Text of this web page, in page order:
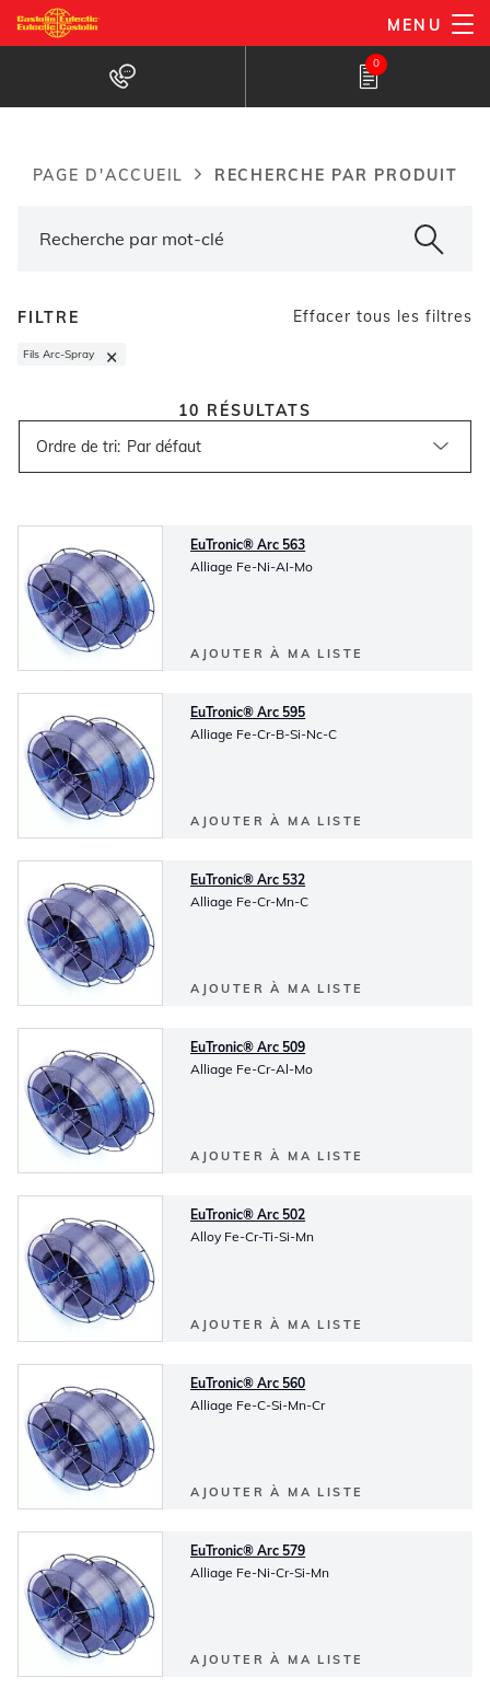
Aller
au
principal
MENU
Recherche de produits
0
PAGE D'ACCUEIL RECHERCHE PAR PRODUIT
FILTRE Effacer tous les filtres
Fils Arc-Spray ×
Ordre de tri:
10 RÉSULTATS
EuTronic® Arc 563
Alliage Fe-Ni-AI-Mo
AJOUTER À MA LISTE
EuTronic® Arc 595
Alliage Fe-Cr-B-Si-Nc-C
AJOUTER À MA LISTE
EuTronic® Arc 532
Alliage Fe-Cr-Mn-C
AJOUTER À MA LISTE
EuTronic® Arc 509
Alliage Fe-Cr-Al-Mo
AJOUTER À MA LISTE
EuTronic® Arc 502
Alloy Fe-Cr-Ti-Si-Mn
AJOUTER À MA LISTE
EuTronic® Arc 560
Alliage Fe-C-Si-Mn-Cr
AJOUTER À MA LISTE
EuTronic® Arc 579
Alliage Fe-Ni-Cr-Si-Mn
AJOUTER À MA LISTE